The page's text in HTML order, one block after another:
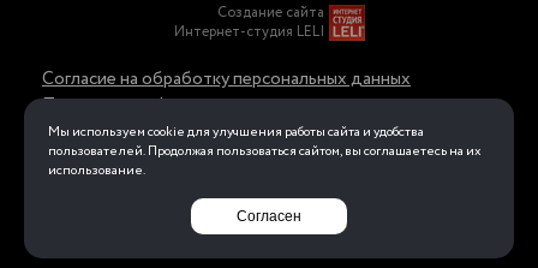
Создание сайта
Интернет-студия LELI
Согласие на обработку персональных данных
Политика конфиденциальности в отношении
обработки персональных данных
Перейти на полную версию
Мы используем cookie для улучшения работы сайта и удобства
пользователей. Продолжая пользоваться сайтом, вы соглашаетесь на их
использование.
Согласен